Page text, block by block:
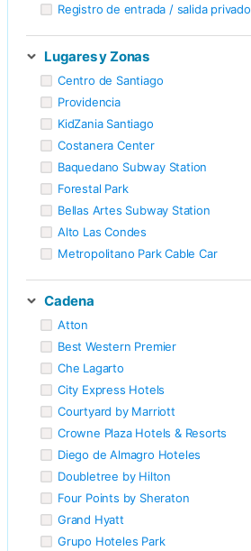
Registro de entrada / salida privado
Lugares y Zonas
Centro de Santiago
Providencia
KidZania Santiago
Costanera Center
Baquedano Subway Station
Forestal Park
Bellas Artes Subway Station
Alto Las Condes
Metropolitano Park Cable Car
Cadena
Atton
Best Western Premier
Che Lagarto
City Express Hotels
Courtyard by Marriott
Crowne Plaza Hotels & Resorts
Diego de Almagro Hoteles
Doubletree by Hilton
Four Points by Sheraton
Grand Hyatt
Grupo Hoteles Park